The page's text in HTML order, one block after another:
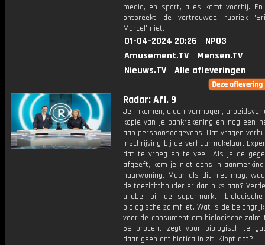
media, en sport, alles komt voorbij.
ontbreekt de vertrouwde rubriek
Marcel' niet.
01-04-2024 20:26
NPO3
Amusement.TV
Mensen.TV
Nieuws.TV
Alle afleveringen
Radar: Afl. 9
Je inkomen, eigen vermogen,
kopie van je bankrekening en nog een
aan persoonsgegevens. Dat vragen
inschrijving bij de verhuurmakelaar.
dat te vroeg en te veel. Als je de
afgeeft, kom je niet eens in
huurwoning. Maar als dit niet mag,
de toezichthouder er dan niks aan?
allebei bij de supermarkt:
biologische zalmfilet. Wat is de
voor de consument om biologische zalm
59 procent zegt voor biologisch te
daar geen antibiotica in zit. Klopt dat?